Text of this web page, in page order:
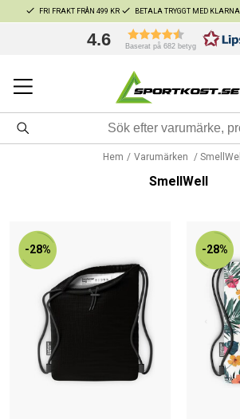
FRI FRAKT FRÅN 499 KR BETALA TRYGGT MED KLARNA
4.6 Baserat på 682 betyg
Hem Varumärken SmellWell
SmellWell
-28% -28%